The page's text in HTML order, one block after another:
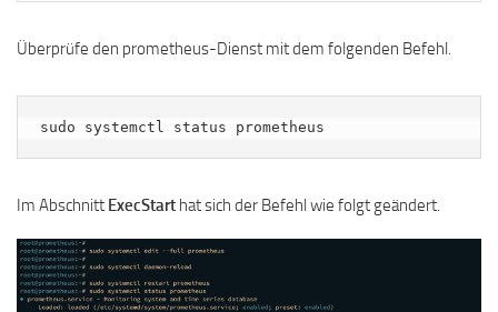
Überprüfe den prometheus-Dienst mit dem folgenden Befehl.
sudo systemctl status prometheus
Im Abschnitt ExecStart hat sich der Befehl wie folgt geändert.